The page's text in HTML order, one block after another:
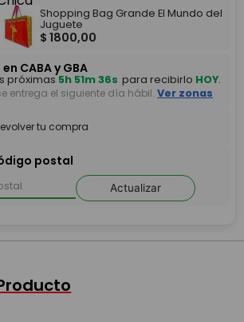
Shopping Bag Grande El Mundo del
Juguete
$ 1800,00
en CABA y GBA
próximas5h 51m 36s para recibirlo HOY.
entrega el siguiente día hábil. Ver zonas
tu compra
postal
Actualizar